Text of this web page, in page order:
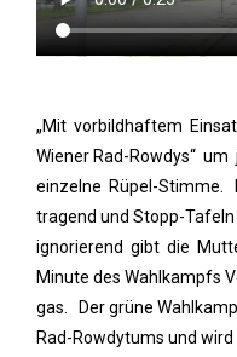
„Mit vorbildhaftem
Wiener Rad-Rowdys“ um
einzelne Rüpel-Stimme.
tragend und Stopp-Tafeln
ignorierend gibt die
Minute des Wahlkampfs
gas. Der grüne
Rad-Rowdytums und wird